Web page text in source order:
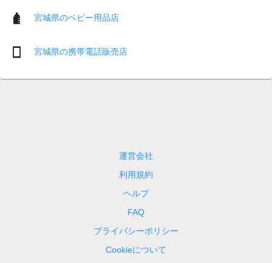
宮城県のベビー用品店
宮城県の携帯電話販売店
運営会社
利用規約
ヘルプ
FAQ
プライバシーポリシー
Cookieについて